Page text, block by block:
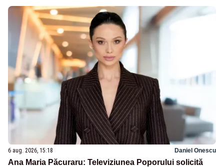
6 aug. 2026, 15:18 Daniel Onescu
Ana Maria Păcuraru: Televiziunea Poporului solicită